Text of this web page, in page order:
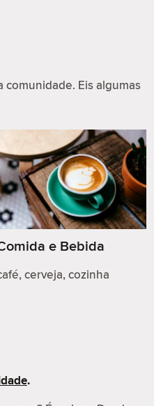
Eis algumas
e Bebida
cerveja, cozinha
.